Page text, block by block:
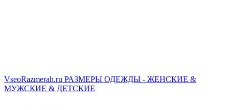
VseoRazmerah.ru РАЗМЕРЫ ОДЕЖДЫ - ЖЕНСКИЕ &
МУЖСКИЕ & ДЕТСКИЕ